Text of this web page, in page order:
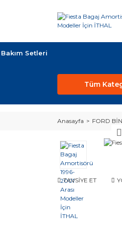
Bakım Setleri
Tüm
Anasayfa FORD
TAVSİYE ET